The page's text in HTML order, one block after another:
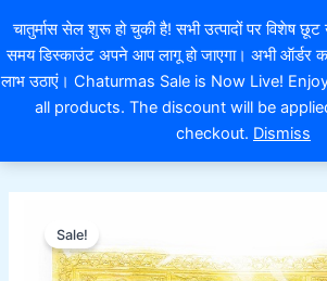
चातुर्मास सेल शुरू हो चुकी है! सभी उत्पादों पर विशेष
समय डिस्काउंट अपने आप लागू हो जाएगा। अभी ऑर्डर
लाभ उठाएं। Chaturmas Sale is Now Live!
all products. The discount will be
checkout. Dismiss
content
EXTRA 10% OFF ON ONLINE
0
Sale!
price
price
अष्टगणेश